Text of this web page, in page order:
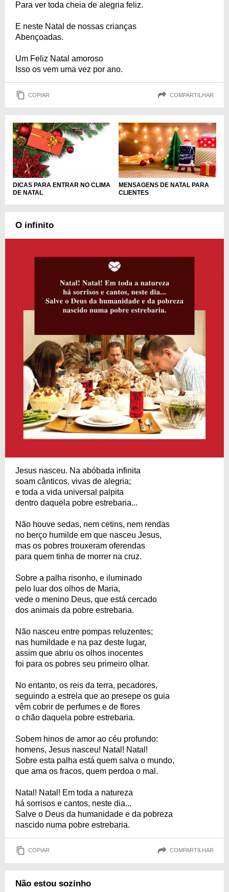
Para ver toda cheia de alegria feliz.
E neste Natal de nossas crianças
Abençoadas.
Um Feliz Natal amoroso
Isso os vem uma vez por ano.
COPIAR COMPARTILHAR
DICAS PARA ENTRAR NO CLIMA
DE NATAL
MENSAGENS DE NATAL PARA
CLIENTES
O infinito
Jesus nasceu. Na abóbada infinita
soam cânticos, vivas de alegria;
e toda a vida universal palpita
dentro daquela pobre estrebaria...
Não houve sedas, nem cetins, nem rendas
no berço humilde em que nasceu Jesus,
mas os pobres trouxeram oferendas
para quem tinha de morrer na cruz.
Sobre a palha risonho, e iluminado
pelo luar dos olhos de Maria,
vede o menino Deus, que está cercado
dos animais da pobre estrebaria.
Não nasceu entre pompas reluzentes;
nas humildade e na paz deste lugar,
assim que abriu os olhos inocentes
foi para os pobres seu primeiro olhar.
No entanto, os reis da terra, pecadores,
seguindo a estrela que ao presepe os guia
vêm cobrir de perfumes e de flores
o chão daquela pobre estrebaria.
Sobem hinos de amor ao céu profundo:
homens, Jesus nasceu! Natal! Natal!
Sobre esta palha está quem salva o mundo,
que ama os fracos, quem perdoa o mal.
Natal! Natal! Em toda a natureza
há sorrisos e cantos, neste dia...
Salve o Deus da humanidade e da pobreza
nascido numa pobre estrebaria.
COPIAR COMPARTILHAR
Não estou sozinho